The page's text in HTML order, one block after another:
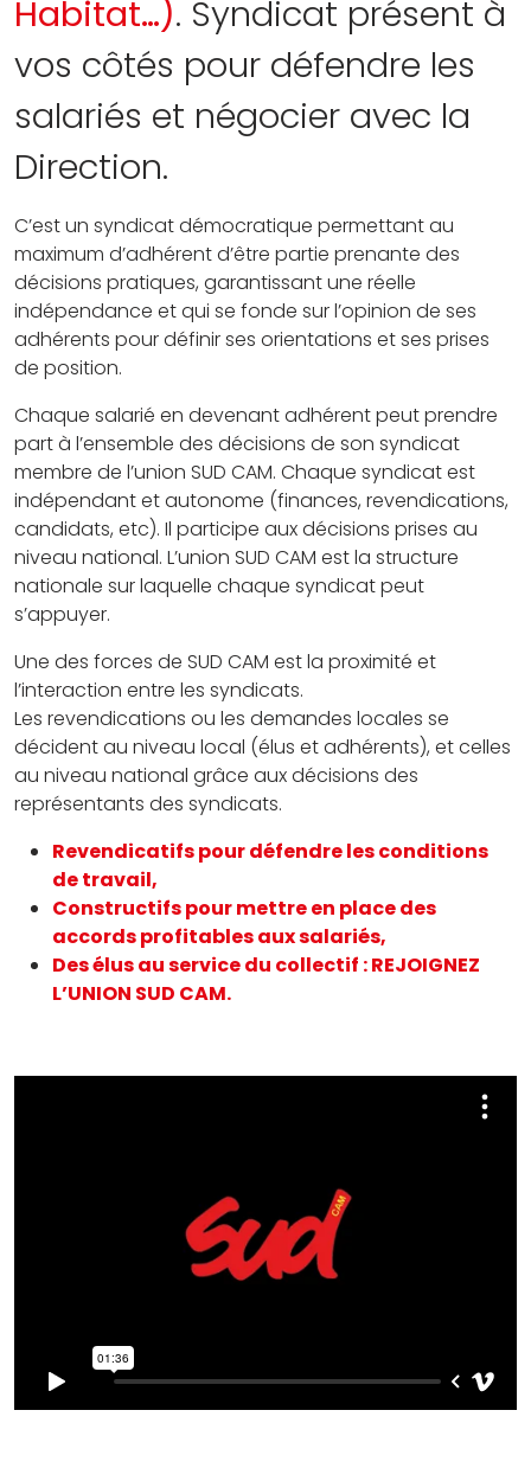
Habitat…). Syndicat présent à
vos côtés pour défendre les
salariés et négocier avec la
Direction.
C’est un syndicat démocratique permettant au
maximum d’adhérent d’être partie prenante des
décisions pratiques, garantissant une réelle
indépendance et qui se fonde sur l’opinion de ses
adhérents pour définir ses orientations et ses prises
de position.
Chaque salarié en devenant adhérent peut prendre
part à l’ensemble des décisions de son syndicat
membre de l’union SUD CAM. Chaque syndicat est
indépendant et autonome (finances, revendications,
candidats, etc). Il participe aux décisions prises au
niveau national. L’union SUD CAM est la structure
nationale sur laquelle chaque syndicat peut
s’appuyer.
Une des forces de SUD CAM est la proximité et
l’interaction entre les syndicats.
Les revendications ou les demandes locales se
décident au niveau local (élus et adhérents), et celles
au niveau national grâce aux décisions des
représentants des syndicats.
Revendicatifs pour défendre les conditions
de travail,
Constructifs pour mettre en place des
accords profitables aux salariés,
Des élus au service du collectif : REJOIGNEZ
L’UNION SUD CAM.